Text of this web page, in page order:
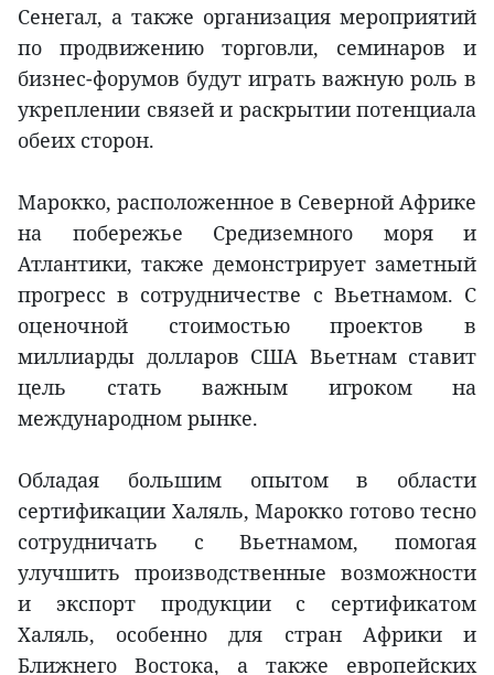
Сенегал, а также организация мероприятий
по продвижению торговли, семинаров и
бизнес-форумов будут играть важную роль в
укреплении связей и раскрытии потенциала
обеих сторон.
Марокко, расположенное в Северной Африке
на побережье Средиземного моря и
Атлантики, также демонстрирует заметный
прогресс в сотрудничестве с Вьетнамом. С
оценочной стоимостью проектов в
миллиарды долларов США Вьетнам ставит
цель стать важным игроком на
международном рынке.
Обладая большим опытом в области
сертификации Халяль, Марокко готово тесно
сотрудничать с Вьетнамом, помогая
улучшить производственные возможности
и экспорт продукции с сертификатом
Халяль, особенно для стран Африки и
Ближнего Востока, а также европейских